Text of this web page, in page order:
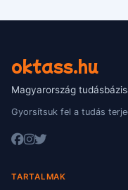
oktass.hu
Magyarország
Gyorsítsuk fel a tudás
TARTALMAK